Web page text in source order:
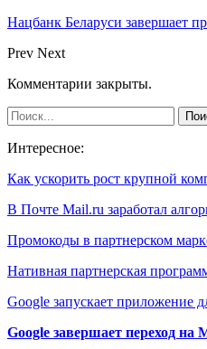
Нацбанк Беларуси завершает
Prev Next
Комментарии закрыты.
Интересное:
Как ускорить рост крупной
В Почте Mail.ru заработал
Промокоды в партнерском
Нативная партнерская
Google запускает приложение
Google завершает переход на